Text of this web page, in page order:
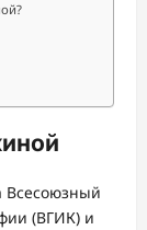
Всесоюзный
(ВГИК) и